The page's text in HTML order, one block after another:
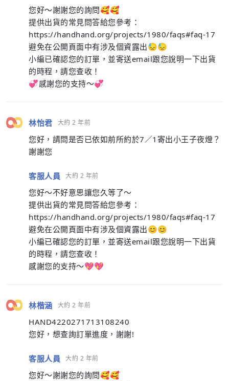
您好～謝謝您的詢問🥰🥰
提供出貨的常見問答給您參考：
https://handhand.org/projects/1980/faqs#faq-17
避免在公開頁面中有涉及個資露出😓😓
小編已確認您的訂單，並寄送email跟您說明一下出貨
的時程，請您查收！
💞感謝您的支持～💞
林怡君 大約 2 年前
您好，請問是否已依如前所約於7／1寄出小王子夜燈？
謝謝您
客服人員 大約 2 年前
您好～不好意思讓您久等了～
提供出貨的常見問答給您參考：
https://handhand.org/projects/1980/faqs#faq-17
避免在公開頁面中有涉及個資露出😊😊
小編已確認您的訂單，並寄送email跟您說明一下出貨
的時程，請您查收！
感謝您的支持～💖💖
林楷涵 大約 2 年前
HAND4220271713108240
您好，想查詢訂單進度，謝謝!
客服人員 大約 2 年前
您好～謝謝您的詢問🥰🥰